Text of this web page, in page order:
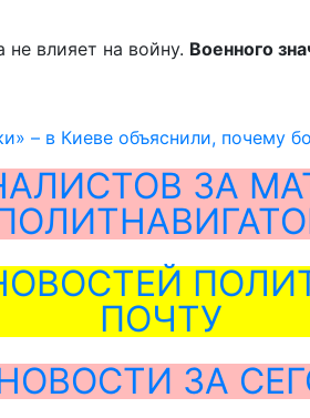
не влияет на войну. Военного
– в Киеве объяснили, почему
ЗА
ПОЧТУ
ЗА